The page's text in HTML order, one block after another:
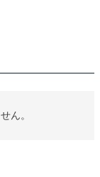
ん。